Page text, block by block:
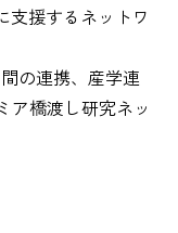
支援するネットワ
の連携、産学連
ア橋渡し研究ネッ